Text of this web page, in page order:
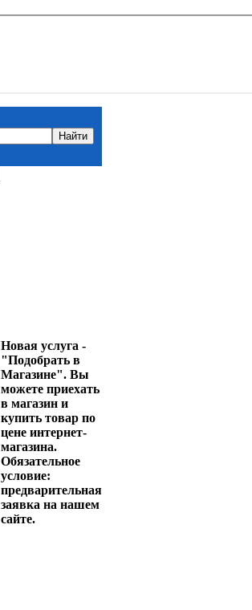
Новая услуга -
"Подобрать в
Магазине". Вы
можете приехать
в магазин и
купить товар по
цене интернет-
магазина.
Обязательное
условие:
предварительная
заявка на нашем
сайте.